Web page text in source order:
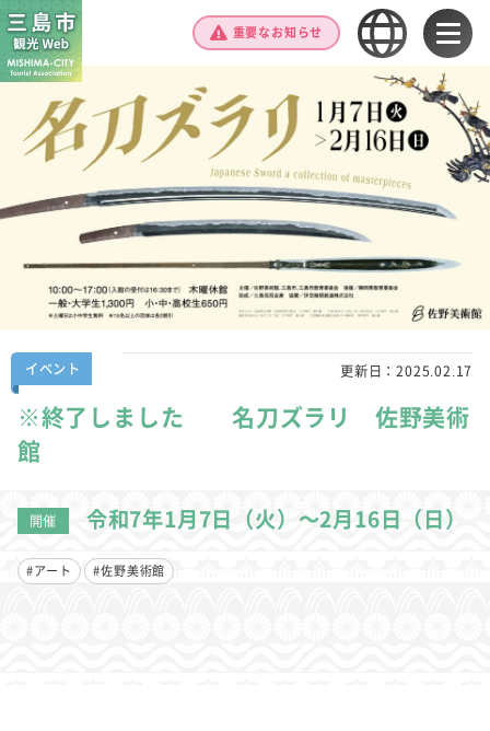
重要なお知らせ
イベント 更新日：2025.02.17
※終了しました 名刀ズラリ 佐野美術
館
開催 令和7年1月7日（火）～2月16日（日）
#アート #佐野美術館